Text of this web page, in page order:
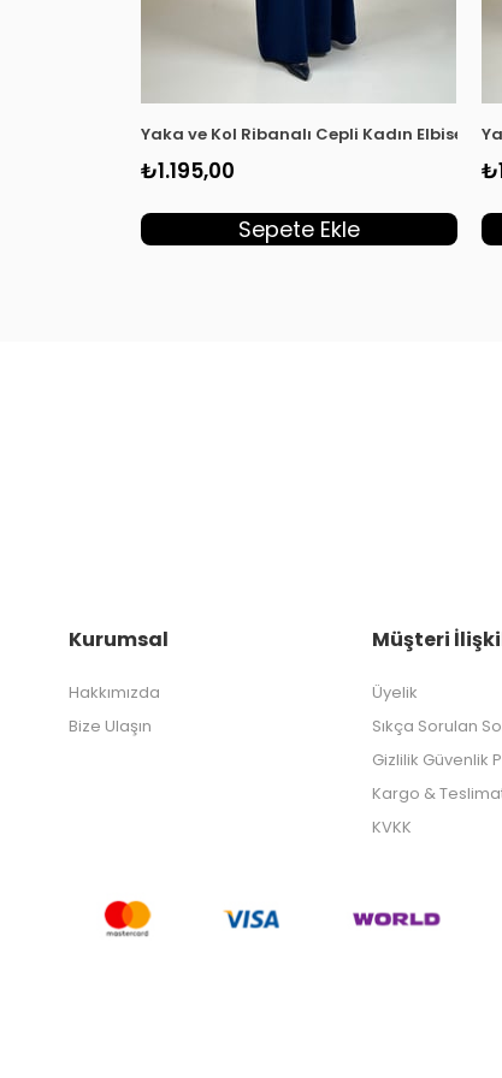
Yaka ve Kol Ribanalı Cepli Kadın Elbise
₺1.195,00
Sepete Ekle
Kurumsal
Hakkımızda
Bize Ulaşın
Müşteri
Üyelik
Sıkça Sorulan
Gizlilik Güvenlik
Kargo &
KVKK